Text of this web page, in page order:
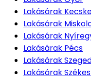
Lakásárak
Lakásárak
Lakásárak
Lakásárak Pécs
Lakásárak
Lakásárak